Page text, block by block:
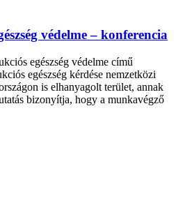
védelme – konferencia
egészség védelme című
egészség kérdése nemzetközi
is elhanyagolt terület, annak
bizonyítja, hogy a munkavégző